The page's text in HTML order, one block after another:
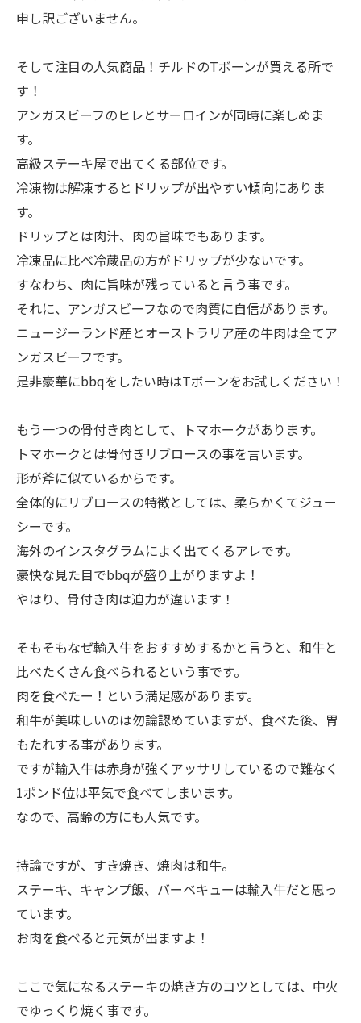
申し訳ございません。
そして注目の人気商品！チルドのTボーンが買える所で
す！
アンガスビーフのヒレとサーロインが同時に楽しめま
す。
高級ステーキ屋で出てくる部位です。
冷凍物は解凍するとドリップが出やすい傾向にありま
す。
ドリップとは肉汁、肉の旨味でもあります。
冷凍品に比べ冷蔵品の方がドリップが少ないです。
すなわち、肉に旨味が残っていると言う事です。
それに、アンガスビーフなので肉質に自信があります。
ニュージーランド産とオーストラリア産の牛肉は全てア
ンガスビーフです。
是非豪華にbbqをしたい時はTボーンをお試しください！
もう一つの骨付き肉として、トマホークがあります。
トマホークとは骨付きリブロースの事を言います。
形が斧に似ているからです。
全体的にリブロースの特徴としては、柔らかくてジュー
シーです。
海外のインスタグラムによく出てくるアレです。
豪快な見た目でbbqが盛り上がりますよ！
やはり、骨付き肉は迫力が違います！
そもそもなぜ輸入牛をおすすめするかと言うと、和牛と
比べたくさん食べられるという事です。
肉を食べたー！という満足感があります。
和牛が美味しいのは勿論認めていますが、食べた後、胃
もたれする事があります。
ですが輸入牛は赤身が強くアッサリしているので難なく
1ポンド位は平気で食べてしまいます。
なので、高齢の方にも人気です。
持論ですが、すき焼き、焼肉は和牛。
ステーキ、キャンプ飯、バーベキューは輸入牛だと思っ
ています。
お肉を食べると元気が出ますよ！
ここで気になるステーキの焼き方のコツとしては、中火
でゆっくり焼く事です。